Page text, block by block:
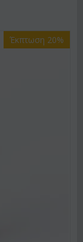
Έκπτωση 20%